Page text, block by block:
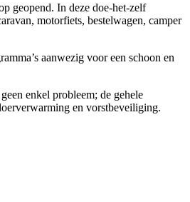
geopend. In deze doe-het-zelf
motorfiets, bestelwagen, camper
aanwezig voor een schoon en
enkel probleem; de gehele
en vorstbeveiliging.